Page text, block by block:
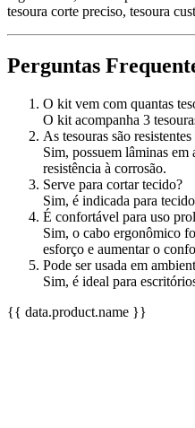
tesoura corte preciso, tesoura
Perguntas
O kit vem com quantas
O kit acompanha 3
As tesouras são
Sim, possuem lâminas
resistência à corrosão.
Serve para cortar tecido?
Sim, é indicada para
É confortável para uso
Sim, o cabo ergonômico
esforço e aumentar o
Pode ser usada em
Sim, é ideal para
{{ data.product.name }}